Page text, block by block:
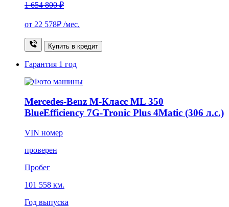
1 654 800 ₽
от 22 578₽ /мес.
Купить в кредит
Гарантия 1 год
Mercedes-Benz M-Класс ML 350
BlueEfficiency 7G-Tronic Plus 4Matic (306 л.с.)
VIN номер
проверен
Пробег
101 558 км.
Год выпуска